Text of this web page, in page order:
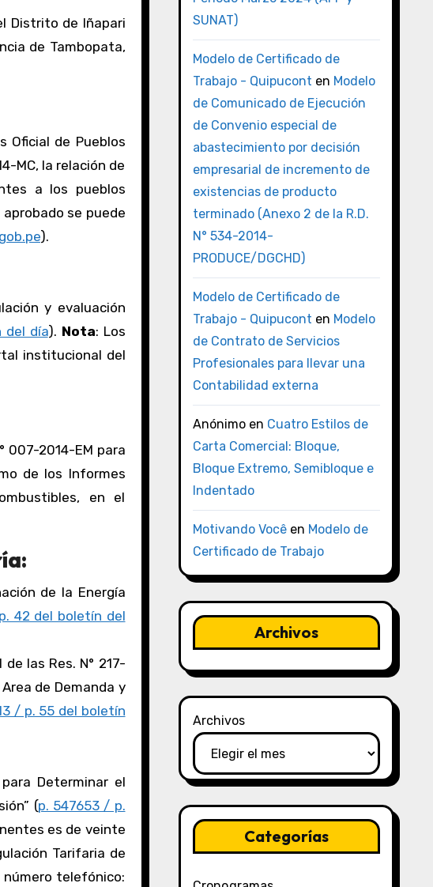
Distrito de Iñapari
de Tambopata,
Oficial de Pueblos
MC, la relación de
a los pueblos
aprobado se puede
).
y evaluación
del día). Nota: Los
institucional del
007-2014-EM para
de los Informes
en el
de la Energía
42 del boletín del
las Res. N° 217-
de Demanda y
/ p. 55 del boletín
Determinar el
(p. 547653 / p.
es de veinte
Tarifaria de
número telefónico:
SUNAT)
Modelo de Certificado de
Trabajo - Quipucont en Modelo
de Comunicado de Ejecución
de Convenio especial de
abastecimiento por decisión
empresarial de incremento de
existencias de producto
terminado (Anexo 2 de la R.D.
N° 534-2014-
PRODUCE/DGCHD)
Modelo de Certificado de
Trabajo - Quipucont en Modelo
de Contrato de Servicios
Profesionales para llevar una
Contabilidad externa
Anónimoen Cuatro Estilos de
Carta Comercial: Bloque,
Bloque Extremo, Semibloque e
Indentado
Motivando Vocêen Modelo de
Certificado de Trabajo
Archivos
Archivos
Categorías